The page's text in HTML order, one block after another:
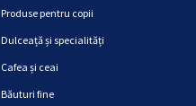
Produse pentru copii
Dulceață și specialități
Cafea și ceai
Băuturi fine